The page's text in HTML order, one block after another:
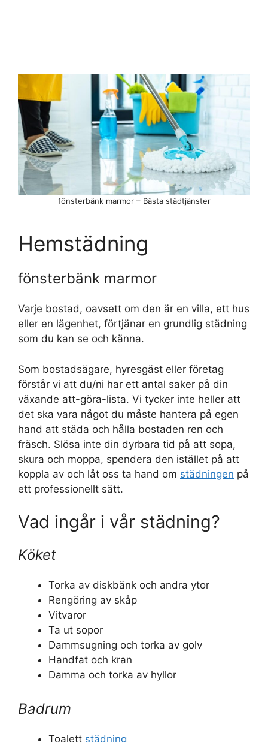
fönsterbänk marmor – Bästa städtjänster
Hemstädning
fönsterbänk marmor
Varje bostad, oavsett om den är en villa, ett hus
eller en lägenhet, förtjänar en grundlig städning
som du kan se och känna.
Som bostadsägare, hyresgäst eller företag
förstår vi att du/ni har ett antal saker på din
växande att-göra-lista. Vi tycker inte heller att
det ska vara något du måste hantera på egen
hand att städa och hålla bostaden ren och
fräsch. Slösa inte din dyrbara tid på att sopa,
skura och moppa, spendera den istället på att
koppla av och låt oss ta hand om städningen på
ett professionellt sätt.
Vad ingår i vår städning?
Köket
Torka av diskbänk och andra ytor
Rengöring av skåp
Vitvaror
Ta ut sopor
Dammsugning och torka av golv
Handfat och kran
Damma och torka av hyllor
Badrum
Toalett städning